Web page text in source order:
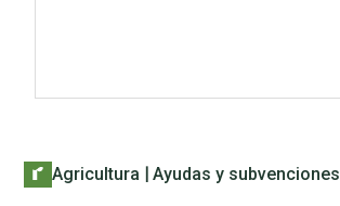
Agricultura | Ayudas y subvenciones